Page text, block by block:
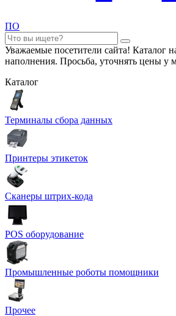
ПО
Уважаемые посетители сайта! Каталог
наполнения. Просьба, уточнять цены у
Каталог
Терминалы сбора данных
Принтеры этикеток
Сканеры штрих-кода
POS оборудование
Промышленные роботы помощники
Прочее